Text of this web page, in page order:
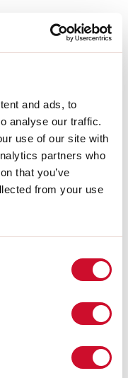
and ads, to
analyse our traffic.
use of our site with
partners who
that you’ve
from your use